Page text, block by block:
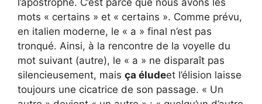
mots « certains » et « certains ». Comme prévu,
en italien moderne, le « a » final n’est pas
tronqué. Ainsi, à la rencontre de la voyelle du
mot suivant (autre), le « a » ne disparaît pas
silencieusement, mais ça éludeet l’élision laisse
toujours une cicatrice de son passage. « Un